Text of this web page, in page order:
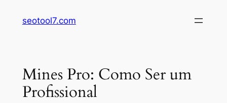
seotool7.com
Mines Pro: Como Ser um
Profissional